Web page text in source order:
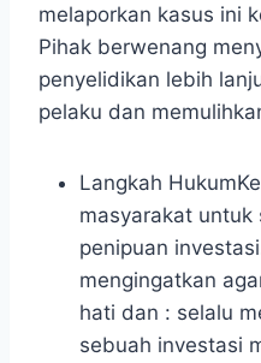
melaporkan kasus ini
Pihak berwenang
penyelidikan lebih
pelaku dan
Langkah
masyarakat untuk
penipuan
mengingatkan
hati dan : selalu
sebuah investasi